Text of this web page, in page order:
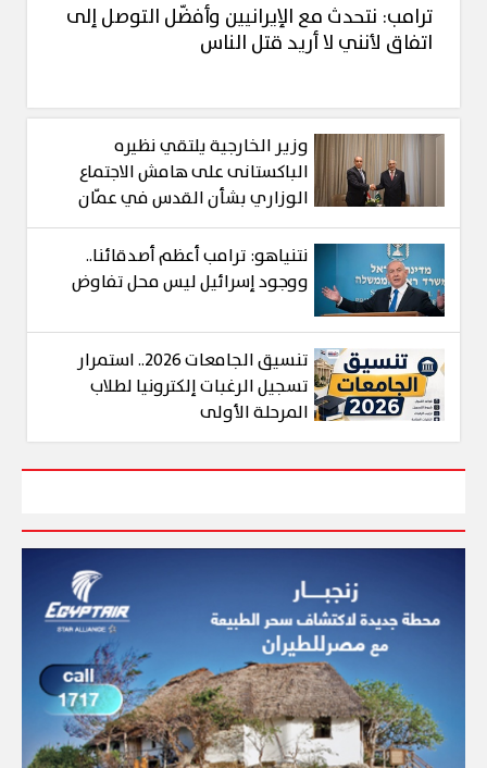
ترامب: نتحدث مع الإيرانيين وأفضّل التوصل إلى
اتفاق لأنني لا أريد قتل الناس
وزير الخارجية يلتقي نظيره
الباكستانى على هامش الاجتماع
الوزاري بشأن القدس في عمّان
نتنياهو: ترامب أعظم أصدقائنا..
ووجود إسرائيل ليس محل تفاوض
تنسيق الجامعات 2026.. استمرار
تسجيل الرغبات إلكترونيا لطلاب
المرحلة الأولى